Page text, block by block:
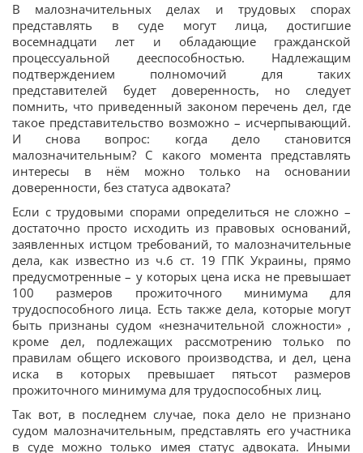
В малозначительных делах и трудовых спорах
представлять в суде могут лица, достигшие
восемнадцати лет и обладающие гражданской
процессуальной дееспособностью. Надлежащим
подтверждением полномочий для таких
представителей будет доверенность, но следует
помнить, что приведенный законом перечень дел, где
такое представительство возможно – исчерпывающий.
И снова вопрос: когда дело становится
малозначительным? С какого момента представлять
интересы в нём можно только на основании
доверенности, без статуса адвоката?
Если с трудовыми спорами определиться не сложно –
достаточно просто исходить из правовых оснований,
заявленных истцом требований, то малозначительные
дела, как известно из ч.6 ст. 19 ГПК Украины, прямо
предусмотренные – у которых цена иска не превышает
100 размеров прожиточного минимума для
трудоспособного лица. Есть также дела, которые могут
быть признаны судом «незначительной сложности» ,
кроме дел, подлежащих рассмотрению только по
правилам общего искового производства, и дел, цена
иска в которых превышает пятьсот размеров
прожиточного минимума для трудоспособных лиц.
Так вот, в последнем случае, пока дело не признано
судом малозначительным, представлять его участника
в суде можно только имея статус адвоката. Иными